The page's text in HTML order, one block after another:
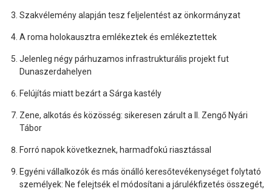
Szakvélemény alapján tesz feljelentést az önkormányzat
A roma holokausztra emlékeztek és emlékeztettek
Jelenleg négy párhuzamos infrastrukturális projekt fut
Dunaszerdahelyen
Felújítás miatt bezárt a Sárga kastély
Zene, alkotás és közösség: sikeresen zárult a II. Zengő Nyári
Tábor
Forró napok következnek, harmadfokú riasztással
Egyéni vállalkozók és más önálló keresőtevékenységet folytató
személyek: Ne felejtsék el módosítani a járulékfizetés összegét,